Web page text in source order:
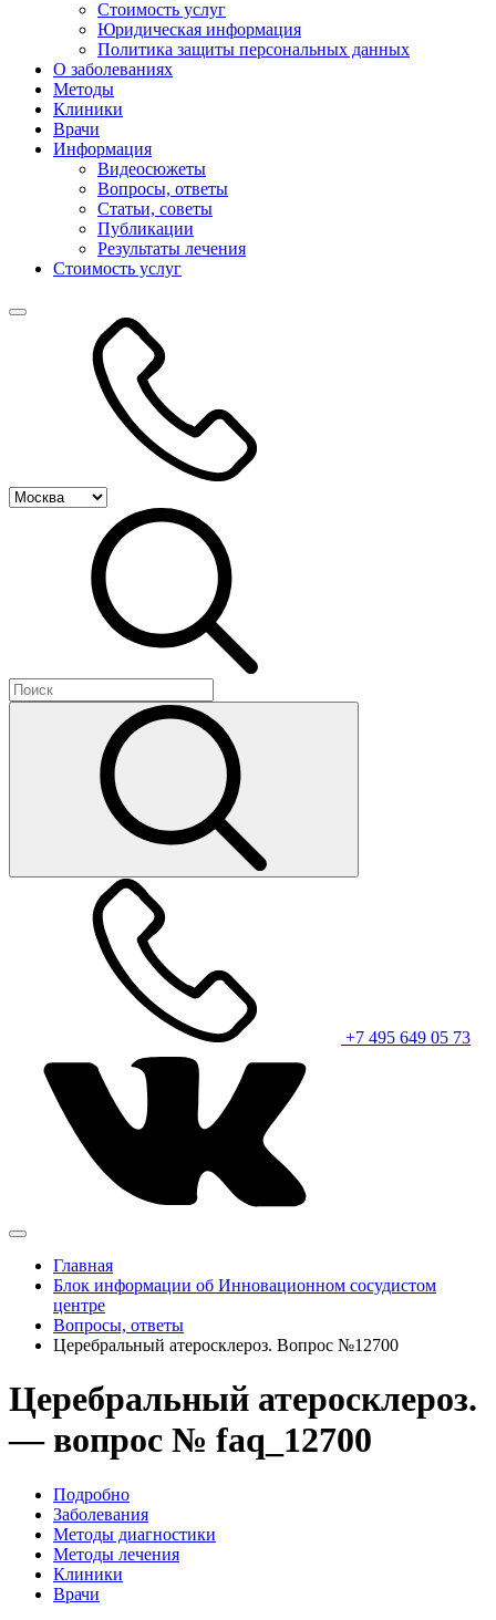
Стоимость услуг
Юридическая информация
Политика защиты персональных данных
О заболеваниях
Методы
Клиники
Врачи
Информация
Видеосюжеты
Вопросы, ответы
Статьи, советы
Публикации
Результаты лечения
Стоимость услуг
+7 495 649 05 73
Главная
Блок информации об Инновационном сосудистом
центре
Вопросы, ответы
Церебральный атеросклероз. Вопрос №12700
Церебральный атеросклероз.
— вопрос № faq_12700
Подробно
Заболевания
Методы диагностики
Методы лечения
Клиники
Врачи